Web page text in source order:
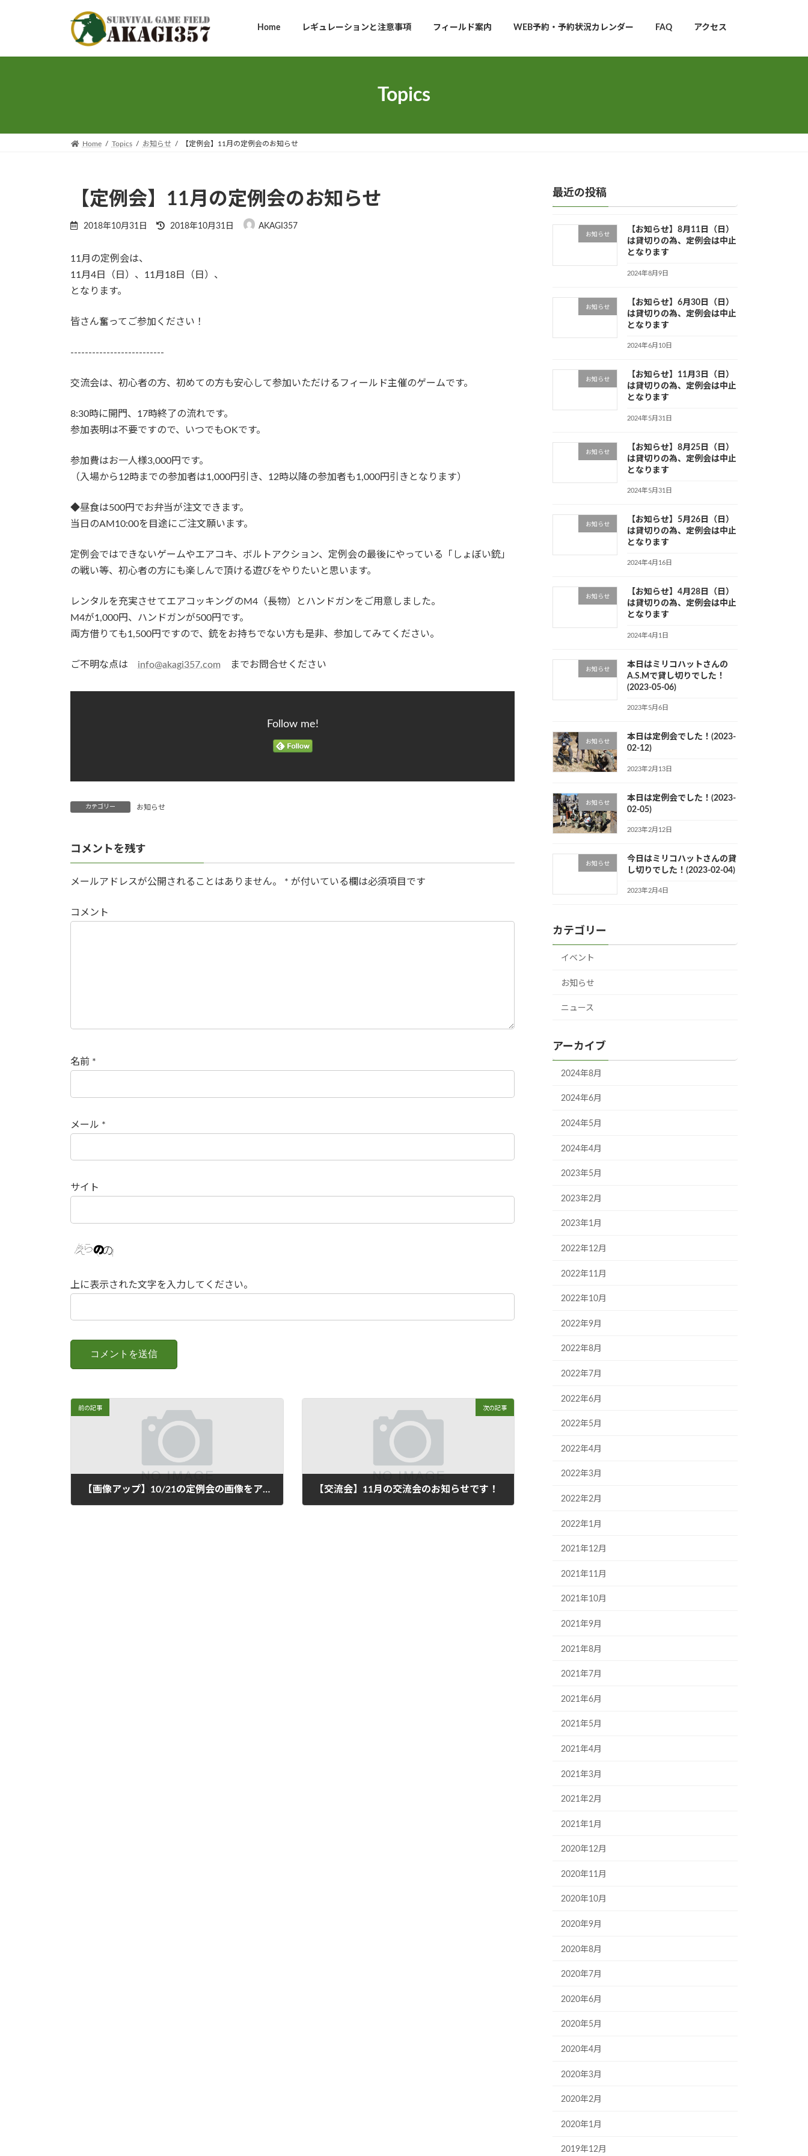
Home レギュレーションと注意事項 フィールド案内 WEB予約・予約状況カレンダー FAQ アクセス
Topics
Home Topics お知らせ 【定例会】11月の定例会のお知らせ
【定例会】11月の定例会のお知らせ
2018年10月31日
最
日
2018年10月31日 AKAGI357
11月の定例会は、
11月4日（日）、11月18日（日）、
となります。
皆さん奮ってご参加ください！
--------------------------
交流会は、初心者の方、初めての方も安心して参加いただけるフィールド主催のゲームです。
8:30時に開門、17時終了の流れです。
参加表明は不要ですので、いつでもOKです。
参加費はお一人様3,000円です。
（入場から12時までの参加者は1,000円引き、12時以降の参加者も1,000円引きとなります）
◆昼食は500円でお弁当が注文できます。
当日のAM10:00を目途にご注文願います。
定例会ではできないゲームやエアコキ、ボルトアクション、定例会の最後にやっている「しょぼい銃」
の戦い等、初心者の方にも楽しんで頂ける遊びをやりたいと思います。
レンタルを充実させてエアコッキングのM4（長物）とハンドガンをご用意しました。
M4が1,000円、ハンドガンが500円です。
両方借りても1,500円ですので、銃をお持ちでない方も是非、参加してみてください。
ご不明な点は info@akagi357.com までお問合せください
Follow me!
カテゴリー お知らせ
コメントを残す
メールアドレスが公開されることはありません。 * が付いている欄は必須項目です
コメント
名前 *
メール *
サイト
上に表示された文字を入力してください。
前の記事
【画像アップ】10/21の定例会の画像をアップしました。
次の記事
【交流会】11月の交流会のお知らせです！
最近の投稿
お知らせ
【お知らせ】8月11日（日）
は貸切りの為、定例会は中止
となります
2024年8月9日
お知らせ
【お知らせ】6月30日（日）
は貸切りの為、定例会は中止
となります
2024年6月10日
お知らせ
【お知らせ】11月3日（日）
は貸切りの為、定例会は中止
となります
2024年5月31日
お知らせ
【お知らせ】8月25日（日）
は貸切りの為、定例会は中止
となります
2024年5月31日
お知らせ
【お知らせ】5月26日（日）
は貸切りの為、定例会は中止
となります
2024年4月16日
お知らせ
【お知らせ】4月28日（日）
は貸切りの為、定例会は中止
となります
2024年4月1日
お知らせ
本日はミリコハットさんの
A.S.Mで貸し切りでした！
(2023-05-06)
2023年5月6日
お知らせ
本日は定例会でした！(2023-
02-12)
2023年2月13日
お知らせ
本日は定例会でした！(2023-
02-05)
2023年2月12日
お知らせ
今日はミリコハットさんの貸
し切りでした！(2023-02-04)
2023年2月4日
カテゴリー
イベント
お知らせ
ニュース
アーカイブ
2024年8月
2024年6月
2024年5月
2024年4月
2023年5月
2023年2月
2023年1月
2022年12月
2022年11月
2022年10月
2022年9月
2022年8月
2022年7月
2022年6月
2022年5月
2022年4月
2022年3月
2022年2月
2022年1月
2021年12月
2021年11月
2021年10月
2021年9月
2021年8月
2021年7月
2021年6月
2021年5月
2021年4月
2021年3月
2021年2月
2021年1月
2020年12月
2020年11月
2020年10月
2020年9月
2020年8月
2020年7月
2020年6月
2020年5月
2020年4月
2020年3月
2020年2月
2020年1月
2019年12月